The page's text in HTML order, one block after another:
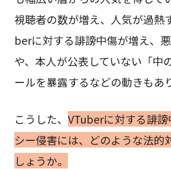
視聴者の数が増え、人気が過熱
berに対する誹謗中傷が増え、
や、本人が公表していない「中
ールを暴露するなどの動きもあ
こうした、 VTuberに対する誹
シー侵害には、どのような法的
しょうか。